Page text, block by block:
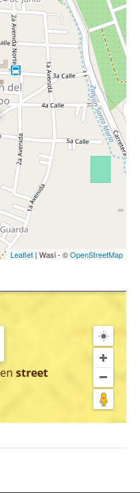
Leaflet | Wasi - ©OpenStreetMap
en street